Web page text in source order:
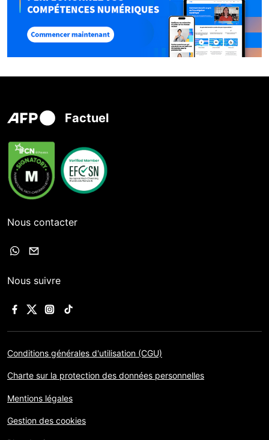
Factuel
Nous contacter
Nous suivre
Conditions générales d'utilisation (CGU)
Charte sur la protection des données personnelles
Mentions légales
Gestion des cookies